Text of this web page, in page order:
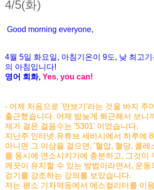
4/5(화)
Good morning everyone,
4월 5일 화요일, 아침기온이 9도, 낮 최고기
의 아침입니다!
영어 회화, Yes, you can!
- 어제 처음으로 '만보기'라는 것을 바지 주
출근했습니다. 어제 밤늦게 퇴근해서 보니
제가 걸은 걸음수는 '5301' 이었습니다.
지난주 인터넷 유튜브 세바시에서 하루에
아니면 그 이상을 걸으면, '혈압, 혈당, 콜레
를 동시에 연소시키기에 충분하고, 그것이
깨끗이 유지할 수 있는 방법이라면서, 운동
걷기를 강조하는 강의를 보았습니다.
저는 평소 기차역등에서 에스컬리터를 이